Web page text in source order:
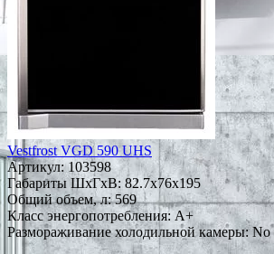
Vestfrost VGD 590 UHS
Артикул:103598
Габариты ШxГxВ: 82.7x76x195
Общий объем, л: 569
Класс энергопотребления: A+
Размораживание холодильной камеры: No